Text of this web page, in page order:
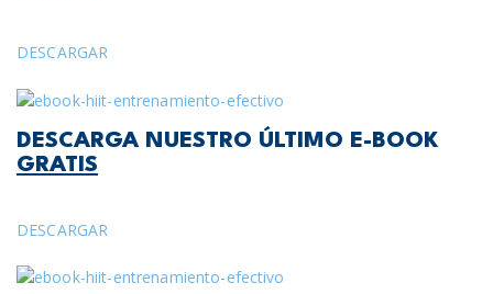
DESCARGAR
DESCARGA NUESTRO ÚLTIMO E-BOOK
GRATIS
DESCARGAR